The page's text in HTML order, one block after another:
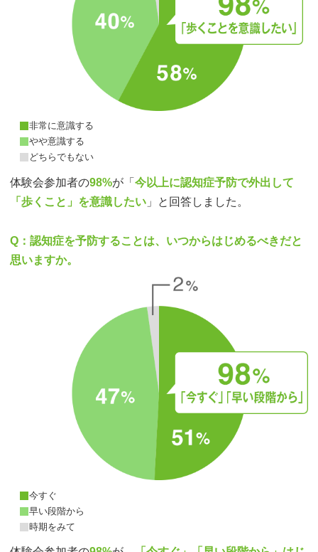
非常に意識する
やや意識する
どちらでもない
体験会参加者の98%が「 今以上に認知症予防で外出して
「歩くこと」を意識したい 」と回答しました。
Q：認知症を予防することは、いつからはじめるべきだと
思いますか。
今すぐ
早い段階から
時期をみて